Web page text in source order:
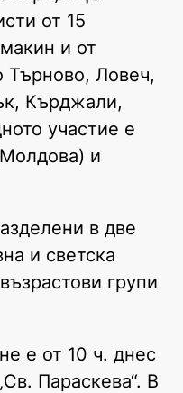
от 15
и от
Ловеч,
Кърджали,
участие е
и
в две
и светска
групи
е от 10 ч. днес
Параскева“. В